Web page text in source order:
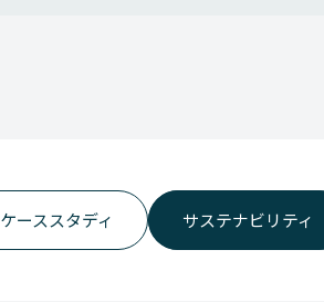
ケーススタディ サステナビリティ